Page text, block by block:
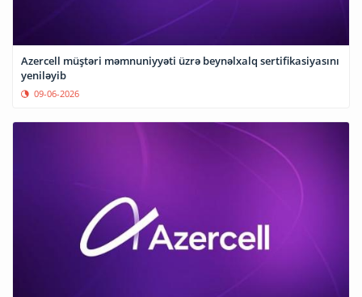
Azercell müştəri məmnuniyyəti üzrə beynəlxalq sertifikasiyasını
yeniləyib
09-06-2026